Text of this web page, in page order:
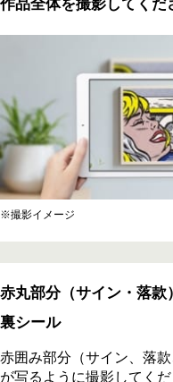
赤丸部分 （サイン・落款
裏シール
赤囲み部分（サイン、落款
が写るように撮影してくだ